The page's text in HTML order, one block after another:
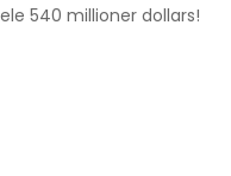
540 millioner dollars!